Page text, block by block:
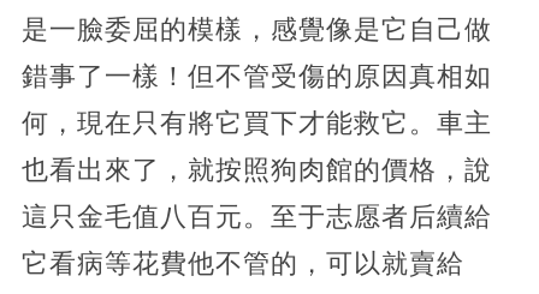
是一臉委屈的模樣，感覺像是它自己做
錯事了一樣！但不管受傷的原因真相如
何，現在只有將它買下才能救它。車主
也看出來了，就按照狗肉館的價格，說
這只金毛值八百元。至于志愿者后續給
它看病等花費他不管的，可以就賣給